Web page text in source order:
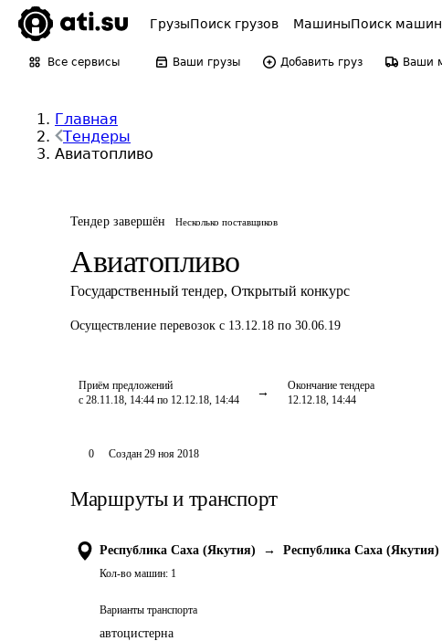
ГрузыПоиск грузов МашиныПоиск машин
Все сервисы Ваши грузы Добавить груз Ваши
Главная
Тендеры
Авиатопливо
Тендер завершён Несколько поставщиков
Авиатопливо
Государственный тендер, Открытый конкурс
Осуществление перевозок с 13.12.18 по 30.06.19
Приём предложений
с 28.11.18, 14:44 по 12.12.18, 14:44
Окончание тендера
12.12.18, 14:44
0 Создан 29 ноя 2018
Маршруты и транспорт
Республика Саха (Якутия) → Республика Саха (Якутия)
Кол-во машин: 1
Варианты транспорта
автоцистерна